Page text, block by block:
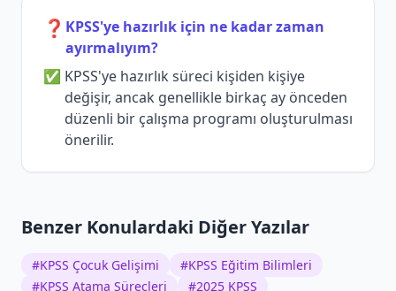
❓ KPSS'ye hazırlık için ne kadar zaman
ayırmalıyım?
KPSS'ye hazırlık süreci kişiden kişiye
değişir, ancak genellikle birkaç ay önceden
düzenli bir çalışma programı oluşturulması
önerilir.
Benzer Konulardaki Diğer Yazılar
#KPSS Çocuk Gelişimi #KPSS Eğitim Bilimleri
#KPSS Atama Süreçleri #2025 KPSS